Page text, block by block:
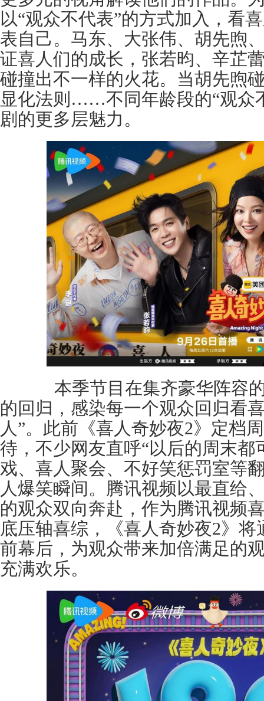
以“观众不代表”的方式加入，看
表自己。马东、大张伟、胡先煦
证喜人们的成长，张若昀、辛芷
碰撞出不一样的火花。当胡先煦
显化法则……不同年龄段的“观众
剧的更多层魅力。
本季节目在集齐豪华阵容的
的回归，感染每一个观众回归看
人”。此前《喜人奇妙夜2》定档
待，不少网友直呼“以后的周末
戏、喜人聚会、不好笑惩罚室等
人爆笑瞬间。腾讯视频以最直给
的观众双向奔赴，作为腾讯视频
底压轴喜综，《喜人奇妙夜2》
前幕后，为观众带来加倍满足的
充满欢乐。